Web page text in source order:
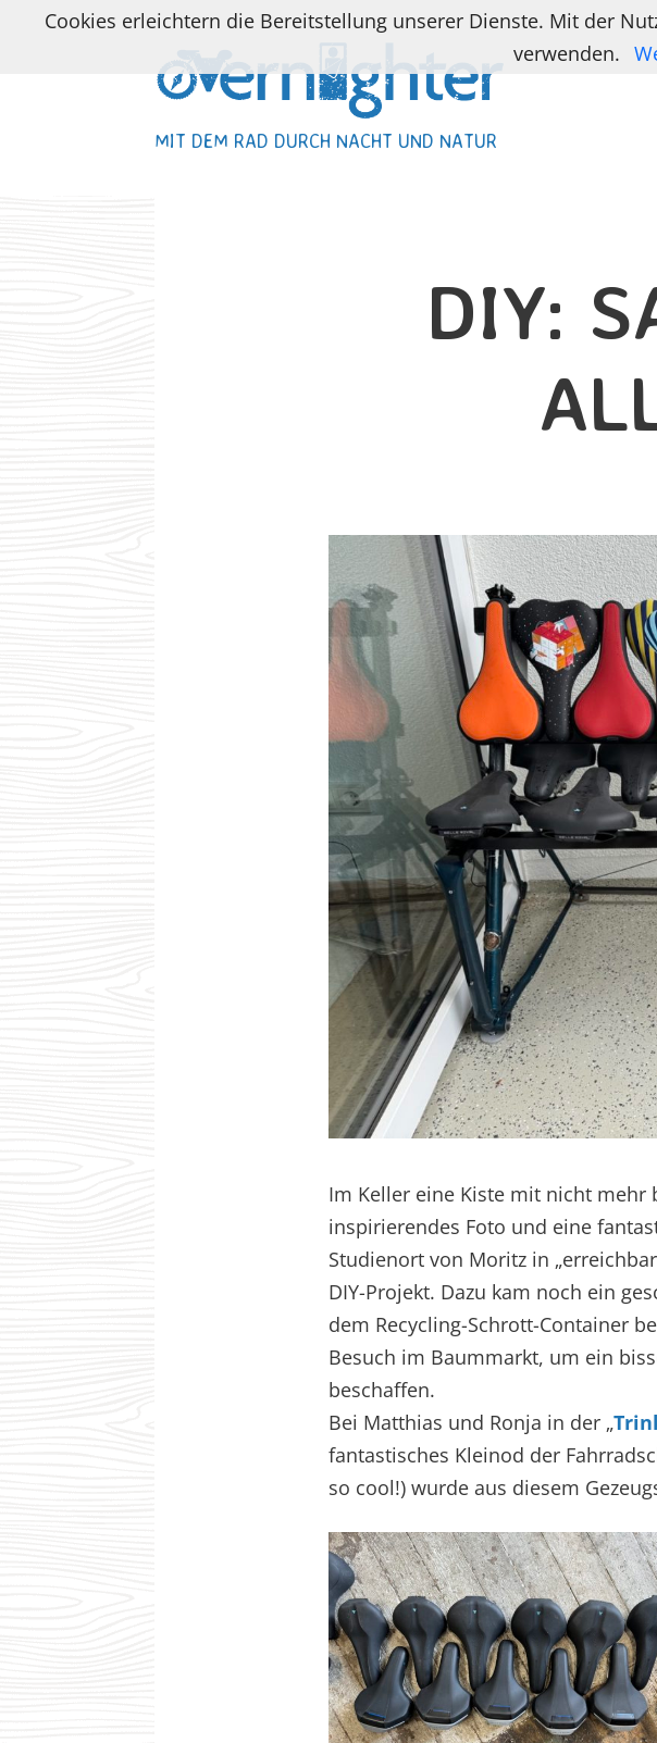
MIT DEM RAD DURCH NACHT UND NATUR
MIT DEM RAD DURCH NACHT UND NATUR
DIY:
Im Keller eine Kiste mit nicht mehr
inspirierendes Foto und eine
Studienort von Moritz in
DIY-Projekt. Dazu kam noch ein
dem Recycling-Schrott-Container
Besuch im Baummarkt, um ein
beschaffen.
Bei Matthias und Ronja in der „
fantastisches Kleinod der
so cool!) wurde aus diesem
Cookies erleichtern die Bereitstellung unserer Dienste. Mit der
verwenden.